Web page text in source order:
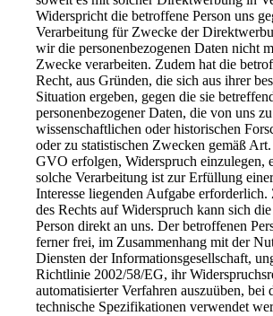
Widerspricht die betroffene Person uns
Verarbeitung für Zwecke der
wir die personenbezogenen Daten nicht
Zwecke verarbeiten. Zudem hat die
Recht, aus Gründen, die sich aus ihrer
Situation ergeben, gegen die sie
personenbezogener Daten, die von uns zu
wissenschaftlichen oder historischen
oder zu statistischen Zwecken gemäß
GVO erfolgen, Widerspruch einzulegen,
solche Verarbeitung ist zur Erfüllung
Interesse liegenden Aufgabe
des Rechts auf Widerspruch kann sich
Person direkt an uns. Der betroffenen
ferner frei, im Zusammenhang mit der
Diensten der Informationsgesellschaft,
Richtlinie 2002/58/EG, ihr
automatisierter Verfahren auszuüben, bei
technische Spezifikationen verwendet